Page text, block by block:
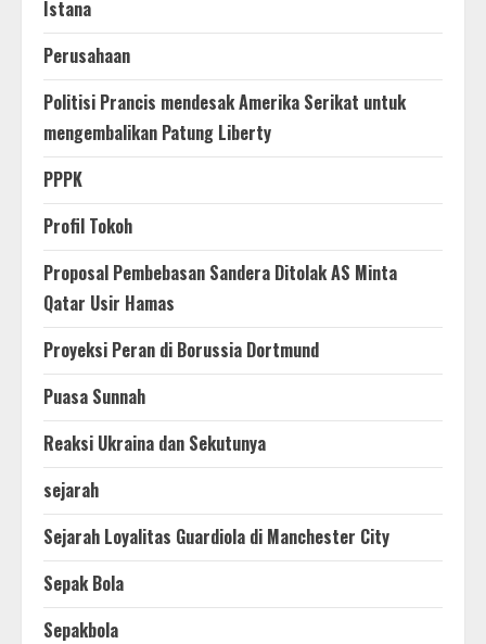
Istana
Perusahaan
Politisi Prancis mendesak Amerika Serikat untuk
mengembalikan Patung Liberty
PPPK
Profil Tokoh
Proposal Pembebasan Sandera Ditolak AS Minta
Qatar Usir Hamas
Proyeksi Peran di Borussia Dortmund
Puasa Sunnah
Reaksi Ukraina dan Sekutunya
sejarah
Sejarah Loyalitas Guardiola di Manchester City
Sepak Bola
Sepakbola